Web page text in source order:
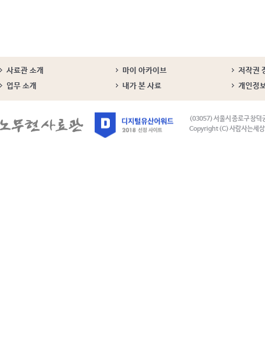
사료관 소개 마이 아카이브
저작권
업무 소개
내가 본 사료 개인정
(03057) 서울시 종로구 창덕
Copyright (C) 사람사는세